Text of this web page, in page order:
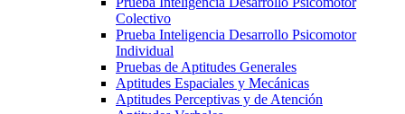
Colectivo
Prueba Inteligencia Desarrollo Psicomotor
Individual
Pruebas de Aptitudes Generales
Aptitudes Espaciales y Mecánicas
Aptitudes Perceptivas y de Atención